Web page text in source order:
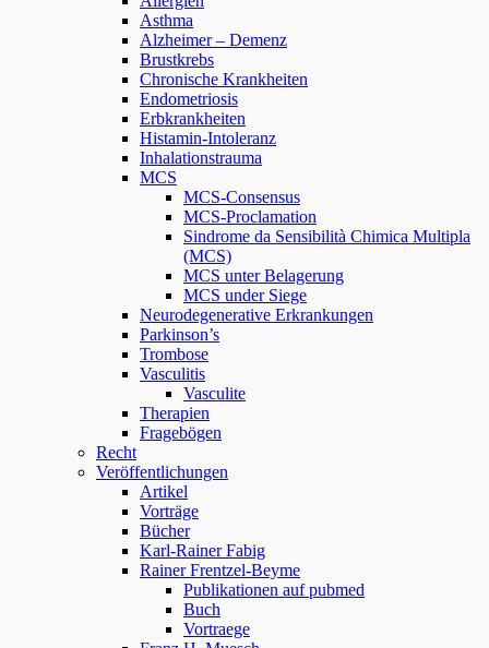
Asthma
Alzheimer – Demenz
Brustkrebs
Chronische Krankheiten
Endometriosis
Erbkrankheiten
Histamin-Intoleranz
Inhalationstrauma
MCS
MCS-Consensus
MCS-Proclamation
Sindrome da Sensibilità Chimica Multipla
(MCS)
MCS unter Belagerung
MCS under Siege
Neurodegenerative Erkrankungen
Parkinson’s
Trombose
Vasculitis
Vasculite
Therapien
Fragebögen
Recht
Veröffentlichungen
Artikel
Vorträge
Bücher
Karl-Rainer Fabig
Rainer Frentzel-Beyme
Publikationen auf pubmed
Buch
Vortraege